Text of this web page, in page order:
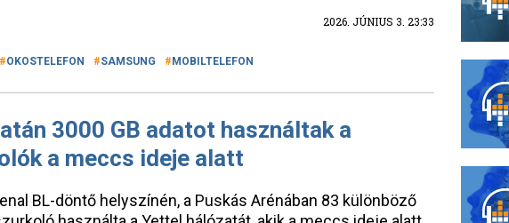
2026. JÚNIUS 3. 23:33
OKOSTELEFON SAMSUNG MOBILTELEFON
3000 GB adatot használtak a
a meccs ideje alatt
BL-döntő helyszínén, a Puskás Arénában 83 különböző